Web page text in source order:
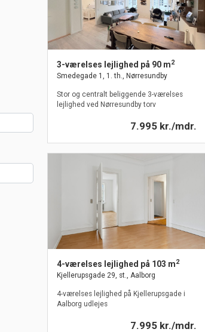
3-værelses lejlighed på 90 m2
Smedegade 1, 1. th., Nørresundby
Stor og centralt beliggende 3-værelses
lejlighed ved Nørresundby torv
7.995 kr./mdr.
4-værelses lejlighed på 103 m2
Kjellerupsgade 29, st., Aalborg
4-værelses lejlighed på Kjellerupsgade i
Aalborg udlejes
7.995 kr./mdr.